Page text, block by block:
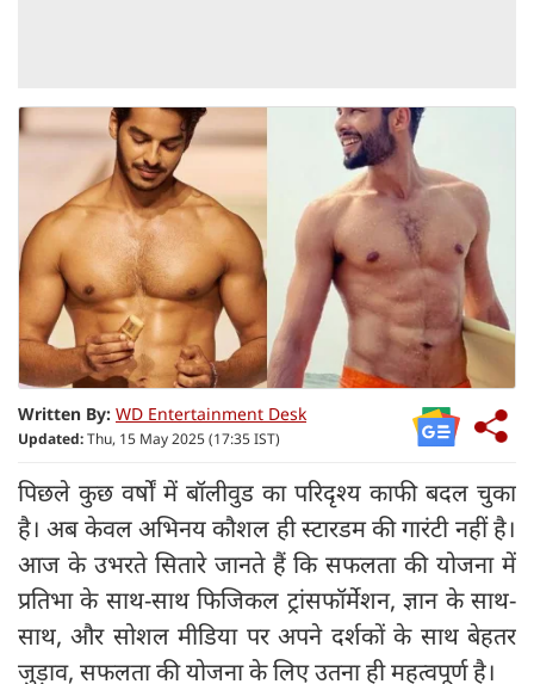
Written By: WD Entertainment Desk
Updated:Thu, 15 May 2025 (17:35 IST)
पिछले कुछ वर्षों में बॉलीवुड का परिदृश्य काफी बदल चुका
है। अब केवल अभिनय कौशल ही स्टारडम की गारंटी नहीं है।
आज के उभरते सितारे जानते हैं कि सफलता की योजना में
प्रतिभा के साथ-साथ फिजिकल ट्रांसफॉर्मेशन, ज्ञान के साथ-
साथ, और सोशल मीडिया पर अपने दर्शकों के साथ बेहतर
जुड़ाव, सफलता की योजना के लिए उतना ही महत्वपूर्ण है।